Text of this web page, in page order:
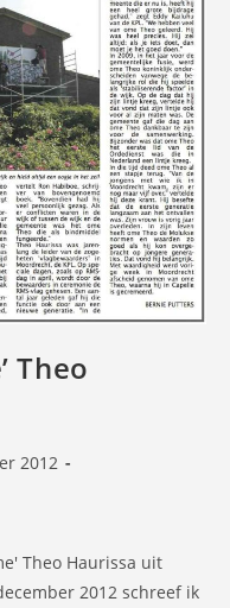
Theo
2012
Theo Haurissa uit
2012 schreef ik